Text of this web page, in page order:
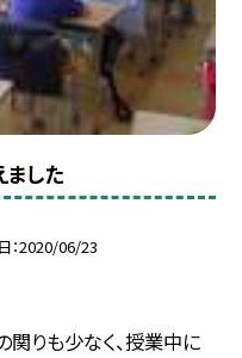
ました
2020/06/23
りも少なく、授業中に